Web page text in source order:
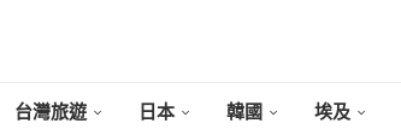
台灣旅遊 日本 韓國 埃及